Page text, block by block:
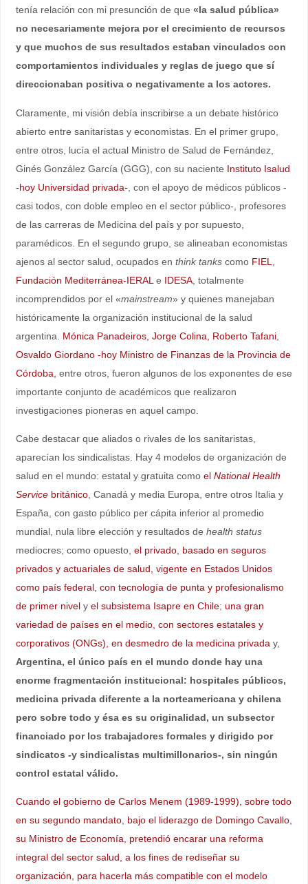
tenía relación con mi presunción de que «la salud pública»
no necesariamente mejora por el crecimiento de recursos
y que muchos de sus resultados estaban vinculados con
comportamientos individuales y reglas de juego que sí
direccionaban positiva o negativamente a los actores.
Claramente, mi visión debía inscribirse a un debate histórico
abierto entre sanitaristas y economistas. En el primer grupo,
entre otros, lucía el actual Ministro de Salud de Fernández,
Ginés González García (GGG), con su naciente Instituto Isalud
-hoy Universidad privada- , con el apoyo de médicos públicos -
casi todos, con doble empleo en el sector público-, profesores
de las carreras de Medicina del país y por supuesto,
paramédicos. En el segundo grupo, se alineaban economistas
ajenos al sector salud, ocupados en think tankscomo FIEL
Fundación Mediterránea-IERAL e IDESA, totalmente
incomprendidos por el «mainstream» y quienes manejaban
históricamente la organización institucional de la salud
argentina. Mónica Panadeiros, Jorge Colina, Roberto Tafani,
Osvaldo Giordano -hoy Ministro de Finanzas de la Provincia de
Córdoba, entre otros, fueron algunos de los exponentes de ese
importante conjunto de académicos que realizaron
investigaciones pioneras en aquel campo.
Cabe destacar que aliados o rivales de los sanitaristas,
aparecían los sindicalistas. Hay 4 modelos de organización de
salud en el mundo: estatal y gratuita como el National Health
Servicebritánico, Canadá y media Europa, entre otros Italia y
España, con gasto público per cápita inferior al promedio
mundial, nula libre elección y resultados de health status
mediocres; como opuesto, el privado, basado en seguros
privados y actuariales de salud, vigente en Estados Unidos
como país federal, con tecnología de punta y profesionalismo
de primer nively el subsistema Isapre en Chile; una gran
variedad de países en el medio, con sectores estatales y
corporativos (ONGs), en desmedro de la medicina privada y,
Argentina, el único país en el mundo donde hay una
enorme fragmentación institucional: hospitales públicos,
medicina privada diferente a la norteamericana y chilena
pero sobre todo y ésa es su originalidad, un subsector
financiado por los trabajadores formales y dirigido por
sindicatos -y sindicalistas multimillonarios-, sin ningún
control estatal válido.
Cuando el gobierno de Carlos Menem (1989-1999), sobre todo
en su segundo mandato, bajo el liderazgo de Domingo Cavallo,
su Ministro de Economía, pretendió encarar una reforma
integral del sector salud, a los fines de rediseñar su
organización, para hacerla más compatible con el modelo